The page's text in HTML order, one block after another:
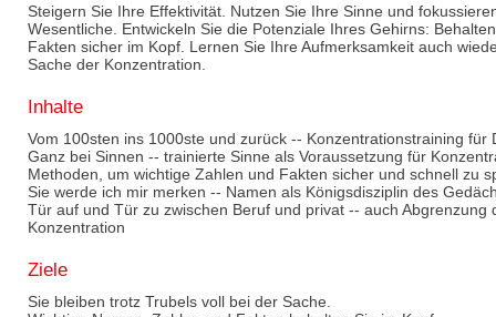
Steigern Sie Ihre Effektivität. Nutzen Sie Ihre Sinne und
Wesentliche. Entwickeln Sie die Potenziale Ihres Gehirns:
Fakten sicher im Kopf. Lernen Sie Ihre Aufmerksamkeit auch
Sache der Konzentration.
Inhalte
Vom 100sten ins 1000ste und zurück -- Konzentrationstraining für
Ganz bei Sinnen -- trainierte Sinne als Voraussetzung für
Methoden, um wichtige Zahlen und Fakten sicher und schnell zu
Sie werde ich mir merken -- Namen als Königsdisziplin des
Tür auf und Tür zu zwischen Beruf und privat -- auch
Konzentration
Ziele
Sie bleiben trotz Trubels voll bei der Sache.